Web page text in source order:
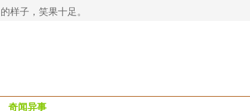
的样子，笑果十足。
奇闻异事